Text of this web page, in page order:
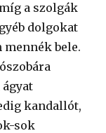
a szolgák
dolgokat
mennék bele.
kandallót,
sok